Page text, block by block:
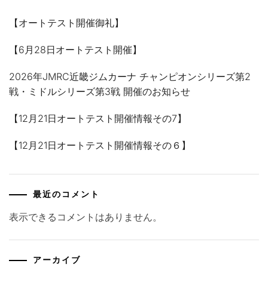
【オートテスト開催御礼】
【6月28日オートテスト開催】
2026年JMRC近畿ジムカーナ チャンピオンシリーズ第2
戦・ミドルシリーズ第3戦 開催のお知らせ
【12月21日オートテスト開催情報その7】
【12月21日オートテスト開催情報その６】
最近のコメント
表示できるコメントはありません。
アーカイブ